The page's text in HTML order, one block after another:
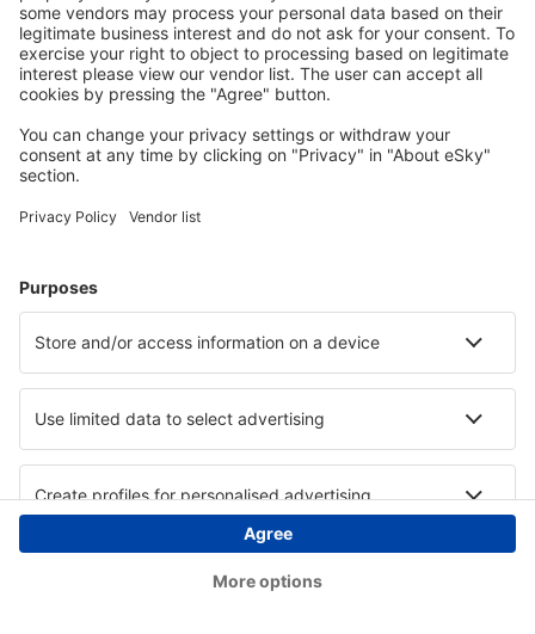
Copyright © eSkyTravel.no. Alle rettigheter forbeholdt.